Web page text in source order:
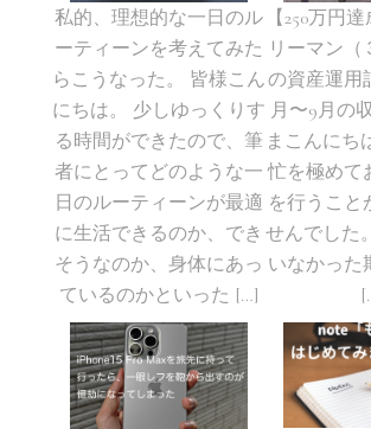
私的、理想的な一日のル
ーティーンを考えてみた
らこうなった。 皆様こん
にちは。 少しゆっくりす
る時間ができたので、筆
者にとってどのような一
日のルーティーンが最適
に生活できるのか、でき
そうなのか、身体にあっ
ているのかといった […]
【250万円
リーマン（
の資産運用
月〜9月の
まこんにち
忙を極めて
を行うこと
せんでした
いなかった